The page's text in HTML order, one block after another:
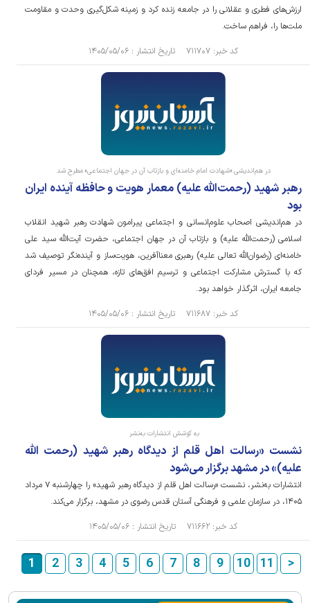
ارزش‌های فطری و عقلانی را در جامعه زنده کرد و زمینه شکل‌گیری وحدت و مقاومت
ملت‌ها را، فراهم ساخت.
کد خبر: ۷۱۱۷۰۷ تاریخ انتشار : ۱۴۰۵/۰۵/۰۶
در هم‌اندیشی «شهادت امام خامنه‌ای و بازتاب آن در جهان اجتماعی» مطرح شد
رهبر شهید (رحمت‌الله علیه) معمار هویت و حافظه آینده ایران
بود
در هم‌اندیشی اصحاب علوم‌انسانی و اجتماعی پیرامون شهادت رهبر شهید انقلاب
اسلامی (رحمت‌الله علیه) و بازتاب آن در جهان اجتماعی، حضرت آیت‌الله سید علی
خامنه‌ای (رضوان‌الله تعالی علیه) رهبری معنا‌آفرین، هویت‌ساز و آینده‌نگر توصیف شد
که با گسترش مشارکت اجتماعی و ترسیم افق‌های تازه، همچنان در مسیر فردای
جامعه ایران، اثرگذار خواهد بود.
کد خبر: ۷۱۱۶۸۷ تاریخ انتشار : ۱۴۰۵/۰۵/۰۶
به کوشش انتشارات به‌نشر
نشست «رسالت اهل قلم از دیدگاه رهبر شهید (رحمت الله
علیه)» در مشهد برگزار می‌شود
انتشارات به‌نشر، نشست «رسالت اهل قلم از دیدگاه رهبر شهید» را چهارشنبه ۷ مرداد
۱۴۰۵، در سازمان علمی و فرهنگی آستان قدس رضوی در مشهد، برگزار می‌کند.
کد خبر: ۷۱۱۶۶۲ تاریخ انتشار : ۱۴۰۵/۰۵/۰۶
1 2 3 4 5 6 7 8 9 10 11 >